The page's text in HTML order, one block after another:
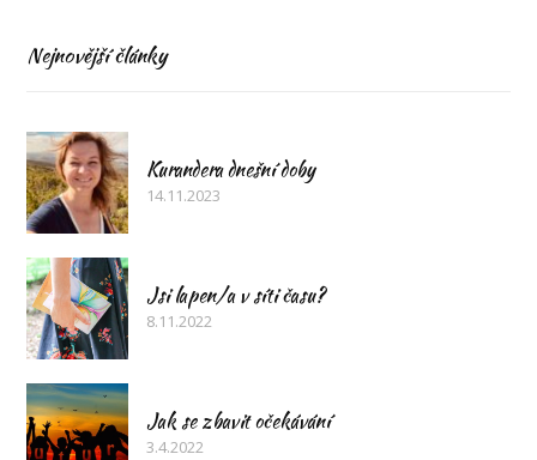
Nejnovější články
Kurandera dnešní doby
14.11.2023
Jsi lapen/a v síti času?
8.11.2022
Jak se zbavit očekávání
3.4.2022